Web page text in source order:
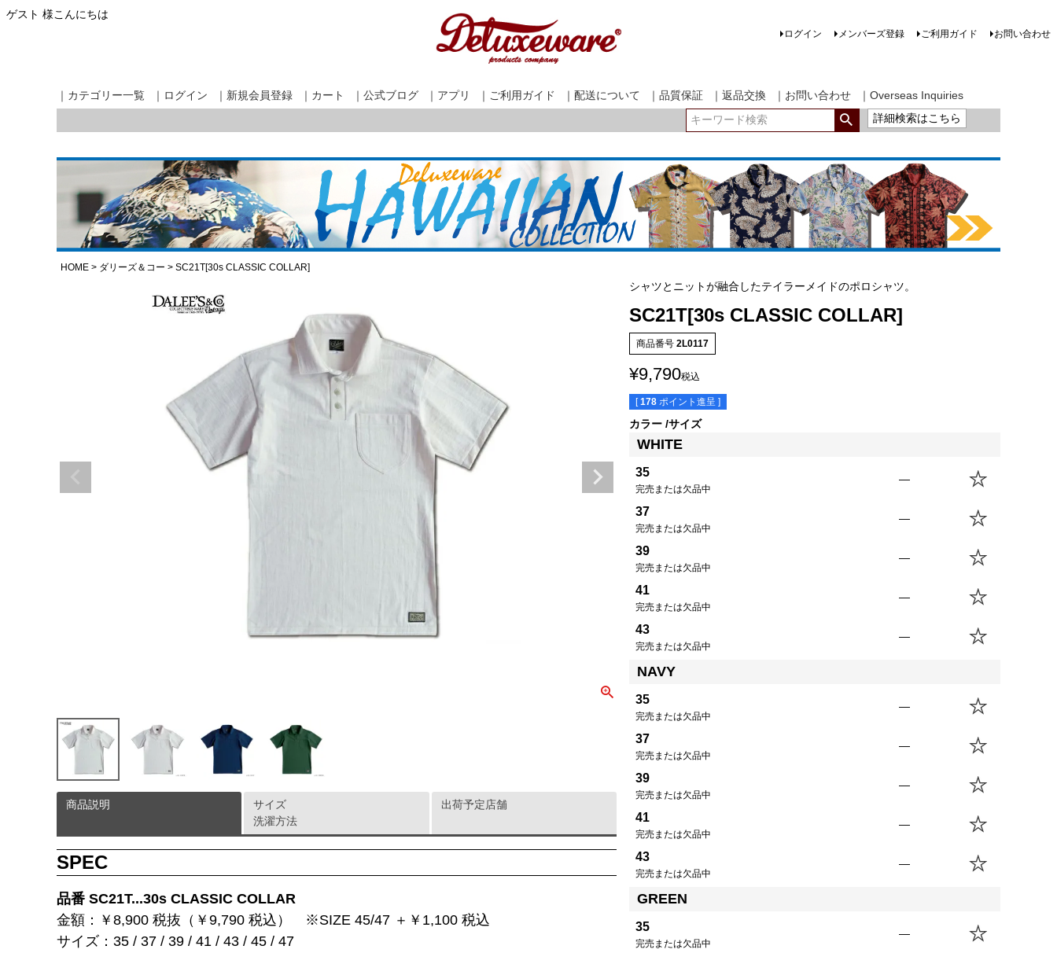
ゲスト 様こんにちは
ログイン メンバーズ登録 ご利用ガイド お問い合わせ
｜カテゴリー一覧 ｜ログイン ｜新規会員登録 ｜カート ｜公式ブログ ｜アプリ ｜ご利用ガイド ｜配送について ｜品質保証 ｜返品交換 ｜お問い合わせ
｜Overseas Inquiries
詳細検索はこちら
HOME ダリーズ＆コー SC21T[30s CLASSIC COLLAR]
商品説明
SPEC
品番 SC21T...30s CLASSIC COLLAR
金額：￥8,900 税抜（￥9,790 税込） ※SIZE 45/47 ＋￥1,100 税込
サイズ：35 / 37 / 39 / 41 / 43 / 45 / 47
サイズ
洗濯方法
出荷予定店舗
シャツとニットが融合したテイラーメイドのポロシャツ。
SC21T[30s CLASSIC COLLAR]
商品番号 2L0117
¥9,790税込
[ 178 ポイント進呈 ]
カラー サイズ
WHITE
35
完売または欠品中
—
37
完売または欠品中
—
39
完売または欠品中
—
41
完売または欠品中
—
43
完売または欠品中
—
NAVY
35
完売または欠品中
—
37
完売または欠品中
—
39
完売または欠品中
—
41
完売または欠品中
—
43
完売または欠品中
—
GREEN
35
完売または欠品中
—